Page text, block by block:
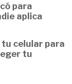
para
aplica
tu celular para
tu